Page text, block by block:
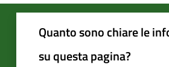
Quanto sono chiare le
su questa pagina?